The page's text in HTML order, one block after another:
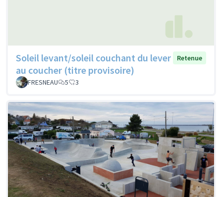
Soleil levant/soleil couchant du lever
au coucher (titre provisoire)
Retenue
FRESNEAU 5 3